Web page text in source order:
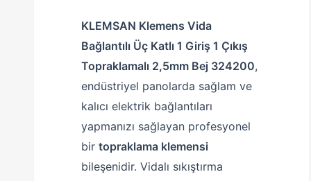
KLEMSAN Klemens Vida
Bağlantılı Üç Katlı 1 Giriş 1 Çıkış
Topraklamalı 2,5mm Bej 324200,
endüstriyel panolarda sağlam ve
kalıcı elektrik bağlantıları
yapmanızı sağlayan profesyonel
bir topraklama klemensi
bileşenidir. Vidalı sıkıştırma